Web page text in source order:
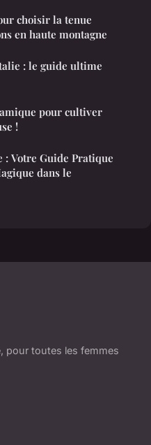
choisir la tenue
en haute montagne
: le guide ultime
pour cultiver
!
: Votre Guide Pratique
dans le
pour toutes les femmes